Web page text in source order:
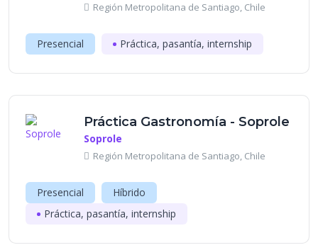
Región Metropolitana de Santiago, Chile
Presencial Práctica, pasantía, internship
Práctica Gastronomía - Soprole
Soprole
Región Metropolitana de Santiago, Chile
Presencial
Híbrido
Práctica, pasantía, internship